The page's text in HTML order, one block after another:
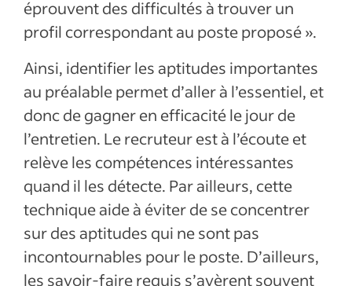
éprouvent des difficultés à trouver un
profil correspondant au poste proposé ».
Ainsi, identifier les aptitudes importantes
au préalable permet d’aller à l’essentiel, et
donc de gagner en efficacité le jour de
l’entretien. Le recruteur est à l’écoute et
relève les compétences intéressantes
quand il les détecte. Par ailleurs, cette
technique aide à éviter de se concentrer
sur des aptitudes qui ne sont pas
incontournables pour le poste. D’ailleurs,
les savoir-faire requis s’avèrent souvent